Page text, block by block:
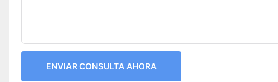
ENVIAR CONSULTA AHORA